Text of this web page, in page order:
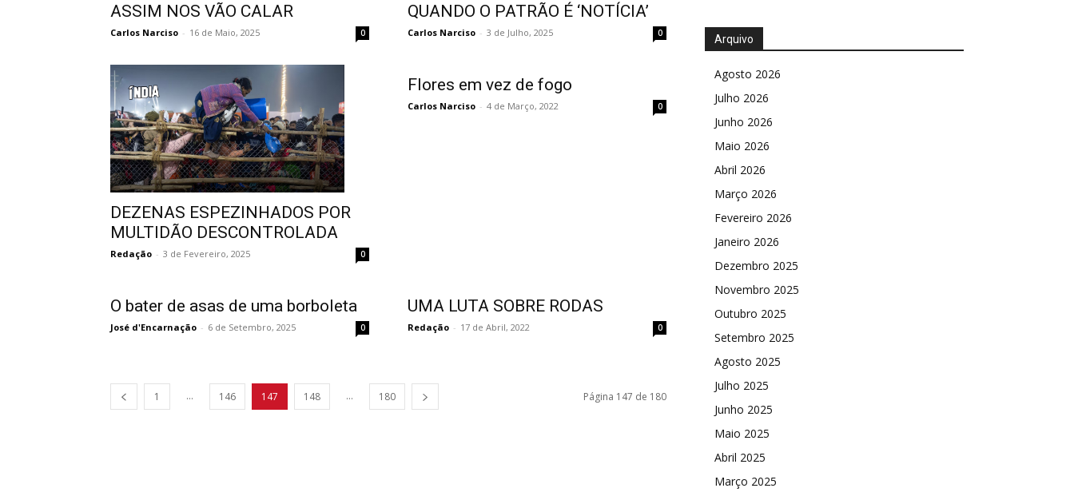
ASSIM NOS VÃO CALAR
Carlos Narciso - 16 de Maio, 2025 0
QUANDO O PATRÃO É ‘NOTÍCIA’
Carlos Narciso - 3 de Julho, 2025 0
DEZENAS ESPEZINHADOS POR
MULTIDÃO DESCONTROLADA
Redação - 3 de Fevereiro, 2025 0
Flores em vez de fogo
Carlos Narciso - 4 de Março, 2022 0
O bater de asas de uma borboleta
José d'Encarnação - 6 de Setembro, 2025 0
UMA LUTA SOBRE RODAS
Redação - 17 de Abril, 2022 0
1 ... 146 147 148 ... 180 Página 147 de 180
Arquivo
Agosto 2026
Julho 2026
Junho 2026
Maio 2026
Abril 2026
Março 2026
Fevereiro 2026
Janeiro 2026
Dezembro 2025
Novembro 2025
Outubro 2025
Setembro 2025
Agosto 2025
Julho 2025
Junho 2025
Maio 2025
Abril 2025
Março 2025